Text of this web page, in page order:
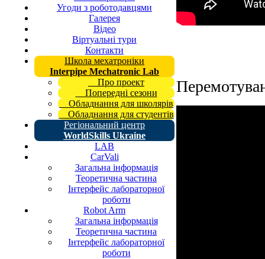
Угоди з роботодавцями
Галерея
Відео
Віртуальні тури
Контакти
Школа мехатроніки
Interpipe Mechatronic Lab
Про проект
Попередні сезони
Обладнання для школярів
Обладнання для студентів
Регіональний центр
WorldSkills Ukraine
LAB
CarVali
Загальна інформація
Теоретична частина
Інтерфейс лабораторної
роботи
Robot Arm
Загальна інформація
Теоретична частина
Інтерфейс лабораторної
роботи